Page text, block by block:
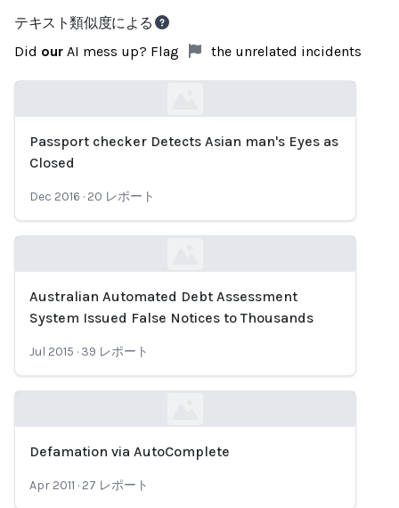
テキスト類似度による
Did our AI mess up? Flag the unrelated incidents
Loading...
Passport checker Detects Asian man's Eyes as
Closed
Dec 2016 · 20 レポート
Loading...
Australian Automated Debt Assessment
System Issued False Notices to Thousands
Jul 2015 · 39 レポート
Defamation via AutoComplete
Apr 2011 · 27 レポート